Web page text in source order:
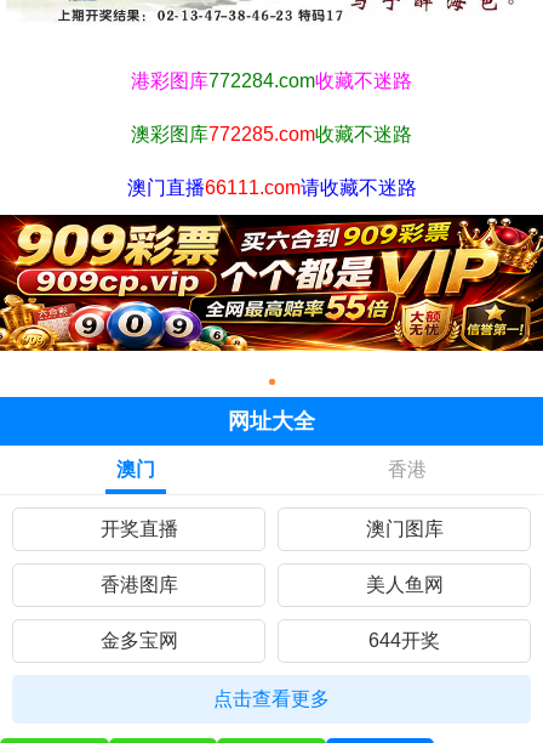
港彩图库772284.com收藏不迷路
澳彩图库772285.com收藏不迷路
澳门直播66111.com请收藏不迷路
网址大全
澳门 香港
开奖直播 澳门图库
香港图库 美人鱼网
金多宝网 644开奖
点击查看更多